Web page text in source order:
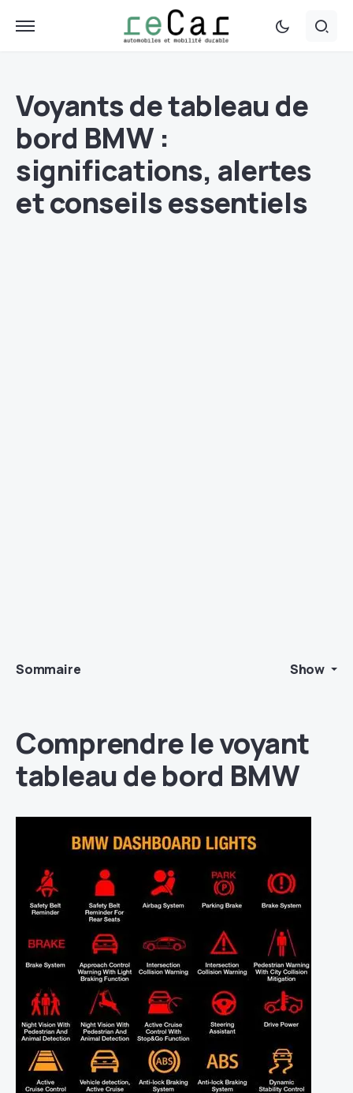
Voyants de tableau de
bord BMW :
significations, alertes
et conseils essentiels
Sommaire Show
Comprendre le voyant
tableau de bord BMW